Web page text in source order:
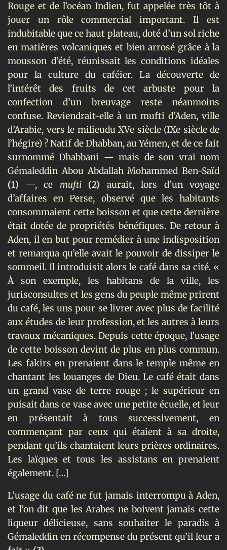
Rouge et de l’océan Indien, fut appelée très tôt à
jouer un rôle commercial important. Il est
indubitable que ce haut plateau, doté d’un sol riche
en matières volcaniques et bien arrosé grâce à la
mousson d’été, réunissait les conditions idéales
pour la culture du caféier. La découverte de
l’intérêt des fruits de cet arbuste pour la
confection d’un breuvage reste néanmoins
confuse. Reviendrait-elle à un mufti d’Aden, ville
d’Arabie, vers le milieudu XVe siècle (IXe siècle de
l’hégire) ? Natif de Dhabban, au Yémen, et de ce fait
surnommé Dhabbani — mais de son vrai nom
Gémaleddin Abou Abdallah Mohammed Ben-Saïd
(1) —, ce mufti (2) aurait, lors d’un voyage
d’affaires en Perse, observé que les habitants
consommaient cette boisson et que cette dernière
était dotée de propriétés bénéfiques. De retour à
Aden, il en but pour remédier à une indisposition
et remarqua qu’elle avait le pouvoir de dissiper le
sommeil. Il introduisit alors le café dans sa cité. «
À son exemple, les habitans de la ville, les
jurisconsultes et les gens du peuple même prirent
du café, les uns pour se livrer avec plus de facilité
aux études de leur profession, et les autres à leurs
travaux mécaniques. Depuis cette époque, l’usage
de cette boisson devint de plus en plus commun.
Les fakirs en prenaient dans le temple même en
chantant les louanges de Dieu. Le café était dans
un grand vase de terre rouge ; le supérieur en
puisait dans ce vase avec une petite écuelle, et leur
en présentait à tous successivement, en
commençant par ceux qui étaient à sa droite,
pendant qu’ils chantaient leurs prières ordinaires.
Les laïques et tous les assistans en prenaient
également. […]
L’usage du café ne fut jamais interrompu à Aden,
et l’on dit que les Arabes ne boivent jamais cette
liqueur délicieuse, sans souhaiter le paradis à
Gémaleddin en récompense du présent qu’il leur a